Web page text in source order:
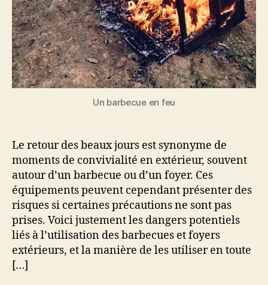
Un barbecue en feu
Le retour des beaux jours est synonyme de
moments de convivialité en extérieur, souvent
autour d’un barbecue ou d’un foyer. Ces
équipements peuvent cependant présenter des
risques si certaines précautions ne sont pas
prises. Voici justement les dangers potentiels
liés à l’utilisation des barbecues et foyers
extérieurs, et la manière de les utiliser en toute
[…]